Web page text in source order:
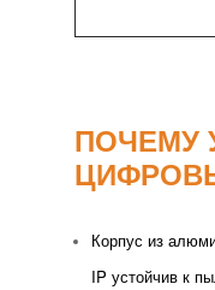
ПОЧЕМУ
Корпус из
IP устойчив к